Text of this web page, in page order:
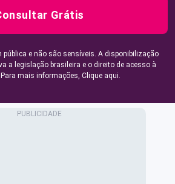
Grátis
pública e não são sensíveis. A disponibilização
a legislação brasileira e o direito de acesso à
mais informações, Clique aqui.